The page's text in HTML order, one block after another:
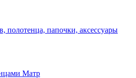
полотенца, папочки, аксессуары
Матр